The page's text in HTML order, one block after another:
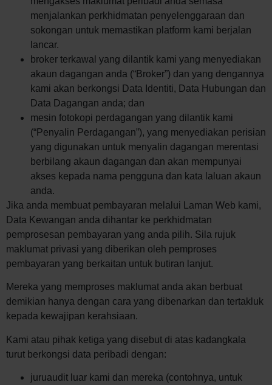
menjalankan perkhidmatan penyelenggaraan dan
sokongan untuk memastikan platform kami berjalan
lancar.
broker terkawal yang dilantik kami yang menyediakan
akaun dagangan anda (“Broker”) dan yang dengannya
kami akan berkongsi Data Identiti, Data Hubungan dan
Data Dagangan anda; dan
mesin fotokopi perdagangan yang dilantik kami
(“Penyalin Perdagangan”), yang menyediakan perisian
yang digunakan untuk menyalin dagangan merentasi
berbilang akaun dagangan dan akan mempunyai
akses kepada nama pengguna dan kata laluan akaun
anda.
Jika anda membuat pembayaran melalui Laman Web kami,
Data Kewangan anda dihantar ke perkhidmatan
pemprosesan pembayaran yang anda pilih. Sila rujuk
maklumat privasi yang diberikan oleh pemproses
pembayaran yang berkaitan untuk butiran lanjut.
Mereka yang memproses maklumat anda akan berbuat
demikian hanya dengan cara yang dibenarkan dan tertakluk
kepada kewajipan kerahsiaan.
Kami atau pihak ketiga yang disebut di atas kadangkala
turut berkongsi data peribadi dengan:
juruaudit luar kami dan mereka (contohnya, untuk